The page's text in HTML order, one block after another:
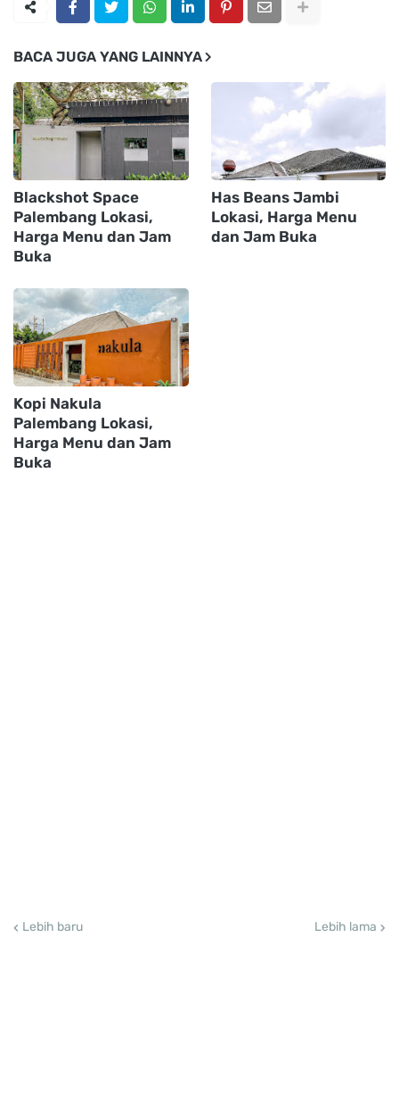
BACA JUGA YANG LAINNYA
Blackshot Space
Palembang Lokasi,
Harga Menu dan Jam
Buka
Has Beans Jambi
Lokasi, Harga Menu
dan Jam Buka
Kopi Nakula
Palembang Lokasi,
Harga Menu dan Jam
Buka
Lebih baru Lebih lama